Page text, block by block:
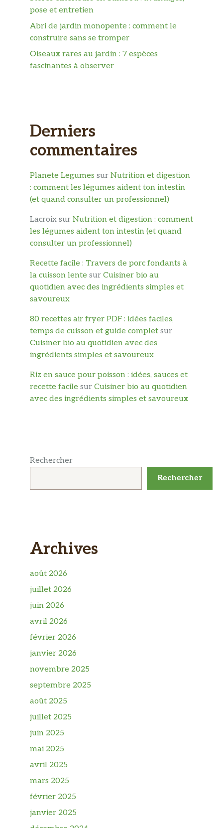
pose et entretien
Abri de jardin monopente : comment le
construire sans se tromper
Oiseaux rares au jardin : 7 espèces
fascinantes à observer
Derniers
commentaires
Planete Legumes sur Nutrition et digestion
: comment les légumes aident ton intestin
(et quand consulter un professionnel)
Lacroix sur Nutrition et digestion : comment
les légumes aident ton intestin (et quand
consulter un professionnel)
Recette facile : Travers de porc fondants à
la cuisson lente sur Cuisiner bio au
quotidien avec des ingrédients simples et
savoureux
80 recettes air fryer PDF : idées faciles,
temps de cuisson et guide complet sur
Cuisiner bio au quotidien avec des
ingrédients simples et savoureux
Riz en sauce pour poisson : idées, sauces et
recette facile sur Cuisiner bio au quotidien
avec des ingrédients simples et savoureux
Rechercher
Rechercher
Archives
août 2026
juillet 2026
juin 2026
avril 2026
février 2026
janvier 2026
novembre 2025
septembre 2025
août 2025
juillet 2025
juin 2025
mai 2025
avril 2025
mars 2025
février 2025
janvier 2025